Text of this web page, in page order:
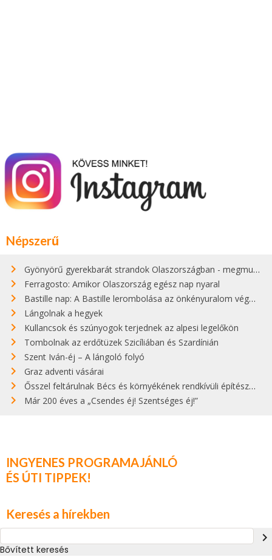
Népszerű
Gyönyörű gyerekbarát strandok Olaszországban - megmutatjuk a 15 legjobbat
Ferragosto: Amikor Olaszország egész nap nyaral
Bastille nap: A Bastille lerombolása az önkényuralom végét jelentette
Lángolnak a hegyek
Kullancsok és szúnyogok terjednek az alpesi legelőkön
Tombolnak az erdőtüzek Szicíliában és Szardínián
Szent Iván-éj – A lángoló folyó
Graz adventi vásárai
Ősszel feltárulnak Bécs és környékének rendkívüli építészeti kincsei
Már 200 éves a „Csendes éj! Szentséges éj!”
INGYENES PROGRAMAJÁNLÓ
ÉS ÚTI TIPPEK!
Keresés a hírekben
navigate_next
Bővített keresés